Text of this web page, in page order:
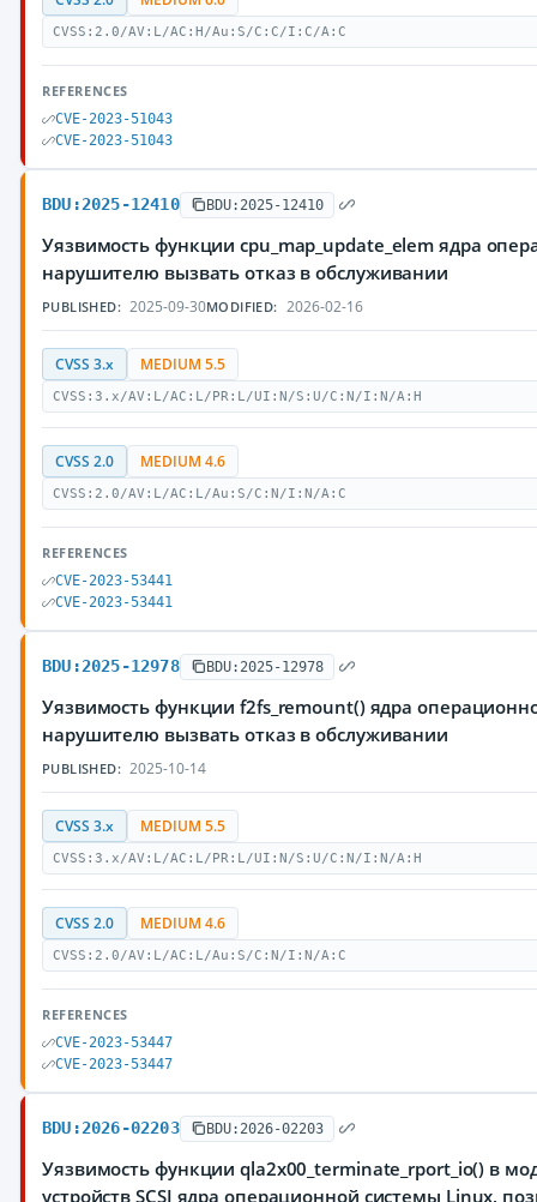
CVSS:2.0/AV:L/AC:H/Au:S/C:C/I:C/A:C
REFERENCES
CVE-2023-51043
CVE-2023-51043
BDU:2025-12410 BDU:2025-12410
Уязвимость функции cpu_map_update_elem ядра
нарушителю вызвать отказ в обслуживании
PUBLISHED: 2025-09-30MODIFIED: 2026-02-16
CVSS 3.x MEDIUM 5.5
CVSS:3.x/AV:L/AC:L/PR:L/UI:N/S:U/C:N/I:N/A:H
CVSS 2.0 MEDIUM 4.6
CVSS:2.0/AV:L/AC:L/Au:S/C:N/I:N/A:C
REFERENCES
CVE-2023-53441
CVE-2023-53441
BDU:2025-12978 BDU:2025-12978
Уязвимость функции f2fs_remount() ядра
нарушителю вызвать отказ в обслуживании
PUBLISHED: 2025-10-14
CVSS 3.x MEDIUM 5.5
CVSS:3.x/AV:L/AC:L/PR:L/UI:N/S:U/C:N/I:N/A:H
CVSS 2.0 MEDIUM 4.6
CVSS:2.0/AV:L/AC:L/Au:S/C:N/I:N/A:C
REFERENCES
CVE-2023-53447
CVE-2023-53447
BDU:2026-02203 BDU:2026-02203
Уязвимость функции qla2x00_terminate_rport_io() в
устройств SCSI ядра операционной системы Linux,